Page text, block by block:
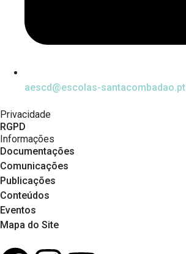
aescd@escolas-santacombadao.pt
Privacidade
RGPD
Informações
Documentações
Comunicações
Publicações
Conteúdos
Eventos
Mapa do Site